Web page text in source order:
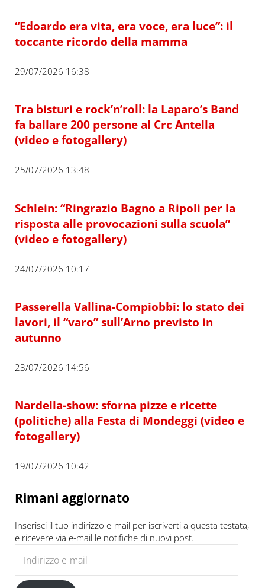
“Edoardo era vita, era voce, era luce”: il
toccante ricordo della mamma
29/07/2026 16:38
Tra bisturi e rock’n’roll: la Laparo’s Band
fa ballare 200 persone al Crc Antella
(video e fotogallery)
25/07/2026 13:48
Schlein: “Ringrazio Bagno a Ripoli per la
risposta alle provocazioni sulla scuola”
(video e fotogallery)
24/07/2026 10:17
Passerella Vallina-Compiobbi: lo stato dei
lavori, il “varo” sull’Arno previsto in
autunno
23/07/2026 14:56
Nardella-show: sforna pizze e ricette
(politiche) alla Festa di Mondeggi (video e
fotogallery)
19/07/2026 10:42
Rimani aggiornato
Inserisci il tuo indirizzo e-mail per iscriverti a questa testata,
e ricevere via e-mail le notifiche di nuovi post.